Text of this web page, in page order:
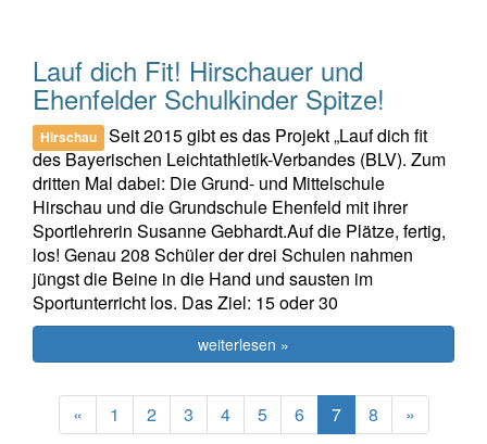
Lauf dich Fit! Hirschauer und
Ehenfelder Schulkinder Spitze!
Hirschau
Seit 2015 gibt es das Projekt „Lauf dich fit
des Bayerischen Leichtathletik-Verbandes (BLV). Zum
dritten Mal dabei: Die Grund- und Mittelschule
Hirschau und die Grundschule Ehenfeld mit ihrer
Sportlehrerin Susanne Gebhardt.Auf die Plätze, fertig,
los! Genau 208 Schüler der drei Schulen nahmen
jüngst die Beine in die Hand und sausten im
Sportunterricht los. Das Ziel: 15 oder 30
weiterlesen »
«Previous
1 2 3 4 5 6 7(current)
8 »Next